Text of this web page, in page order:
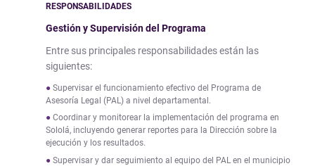
RESPONSABILIDADES
Gestión y Supervisión del Programa
Entre sus principales responsabilidades están las
siguientes:
Supervisar el funcionamiento efectivo del Programa de
Asesoría Legal (PAL) a nivel departamental.
Coordinar y monitorear la implementación del programa en
Sololá, incluyendo generar reportes para la Dirección sobre la
ejecución y los resultados.
Supervisar y dar seguimiento al equipo del PAL en el municipio